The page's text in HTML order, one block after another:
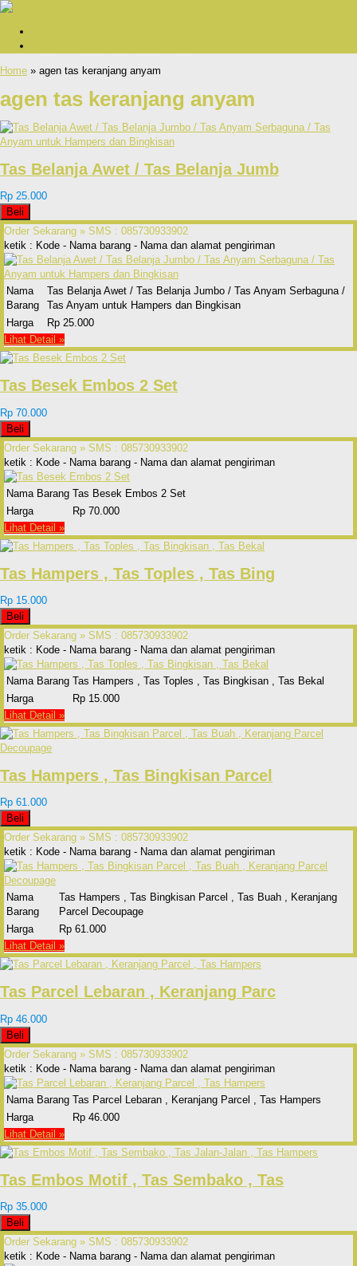
Home » agen tas keranjang anyam
agen tas keranjang anyam
Tas Belanja Awet / Tas Belanja Jumb
Rp 25.000
Beli
Order Sekarang » SMS : 085730933902
ketik : Kode - Nama barang - Nama dan alamat pengiriman
Nama
Barang
Tas Belanja Awet / Tas Belanja Jumbo / Tas Anyam Serbaguna /
Tas Anyam untuk Hampers dan Bingkisan
Harga
Rp 25.000
Lihat Detail »
Tas Besek Embos 2 Set
Rp 70.000
Beli
Order Sekarang » SMS : 085730933902
ketik : Kode - Nama barang - Nama dan alamat pengiriman
Nama Barang Tas Besek Embos 2 Set
Harga
Rp 70.000
Lihat Detail »
Tas Hampers , Tas Toples , Tas Bing
Rp 15.000
Beli
Order Sekarang » SMS : 085730933902
ketik : Kode - Nama barang - Nama dan alamat pengiriman
Nama Barang Tas Hampers , Tas Toples , Tas Bingkisan , Tas Bekal
Harga
Rp 15.000
Lihat Detail »
Tas Hampers , Tas Bingkisan Parcel
Rp 61.000
Beli
Order Sekarang » SMS : 085730933902
ketik : Kode - Nama barang - Nama dan alamat pengiriman
Nama
Barang
Tas Hampers , Tas Bingkisan Parcel , Tas Buah , Keranjang
Parcel Decoupage
Harga
Rp 61.000
Lihat Detail »
Tas Parcel Lebaran , Keranjang Parc
Rp 46.000
Beli
Order Sekarang » SMS : 085730933902
ketik : Kode - Nama barang - Nama dan alamat pengiriman
Nama Barang Tas Parcel Lebaran , Keranjang Parcel , Tas Hampers
Harga
Rp 46.000
Lihat Detail »
Tas Embos Motif , Tas Sembako , Tas
Rp 35.000
Beli
Order Sekarang » SMS : 085730933902
ketik : Kode - Nama barang - Nama dan alamat pengiriman